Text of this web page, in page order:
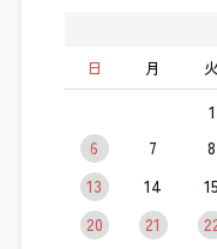
日
月
1
6
7 8
13
14 15
20
21